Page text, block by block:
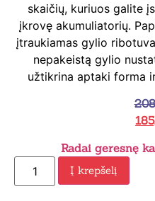
skaičių, kuriuos galite
įkrovę akumuliatorių.
įtraukiamas gylio
nepakeistą gylio
užtikrina aptaki forma
Radai geresnę
Į krepšelį